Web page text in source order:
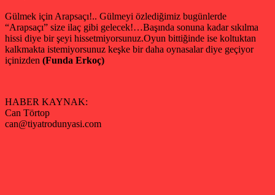
Gülmek için Arapsaçı!.. Gülmeyi özlediğimiz bugünlerde
“Arapsaçı” size ilaç gibi gelecek!…Başında sonuna kadar sıkılma
hissi diye bir şeyi hissetmiyorsunuz.Oyun bittiğinde ise koltuktan
kalkmakta istemiyorsunuz keşke bir daha oynasalar diye geçiyor
içinizden (Funda Erkoç)
HABER KAYNAK:
Can Törtop
can@tiyatrodunyasi.com